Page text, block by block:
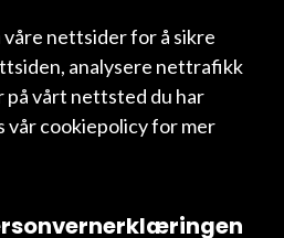
nettsider for å sikre
analysere nettrafikk
på vårt nettsted du har
vår cookiepolicy for mer